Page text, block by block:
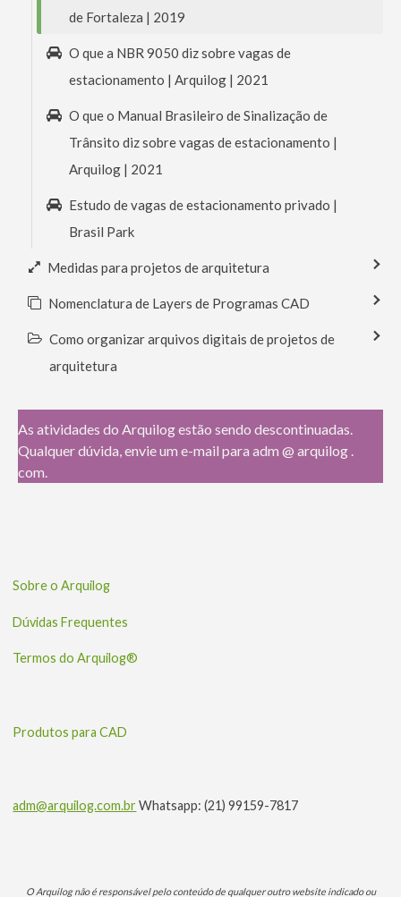
de Fortaleza | 2019
O que a NBR 9050 diz sobre vagas de
estacionamento | Arquilog | 2021
O que o Manual Brasileiro de Sinalização de
Trânsito diz sobre vagas de estacionamento |
Arquilog | 2021
Estudo de vagas de estacionamento privado |
Brasil Park
Medidas para projetos de arquitetura
Nomenclatura de Layers de Programas CAD
Como organizar arquivos digitais de projetos de
arquitetura
As atividades do Arquilog estão sendo descontinuadas.
Qualquer dúvida, envie um e-mail para adm @ arquilog .
com.
Sobre o Arquilog
Dúvidas Frequentes
Termos do Arquilog®
Produtos para CAD
adm@arquilog.com.brWhatsapp: (21) 99159-7817
O Arquilog não é responsável pelo conteúdo de qualquer outro website indicado ou